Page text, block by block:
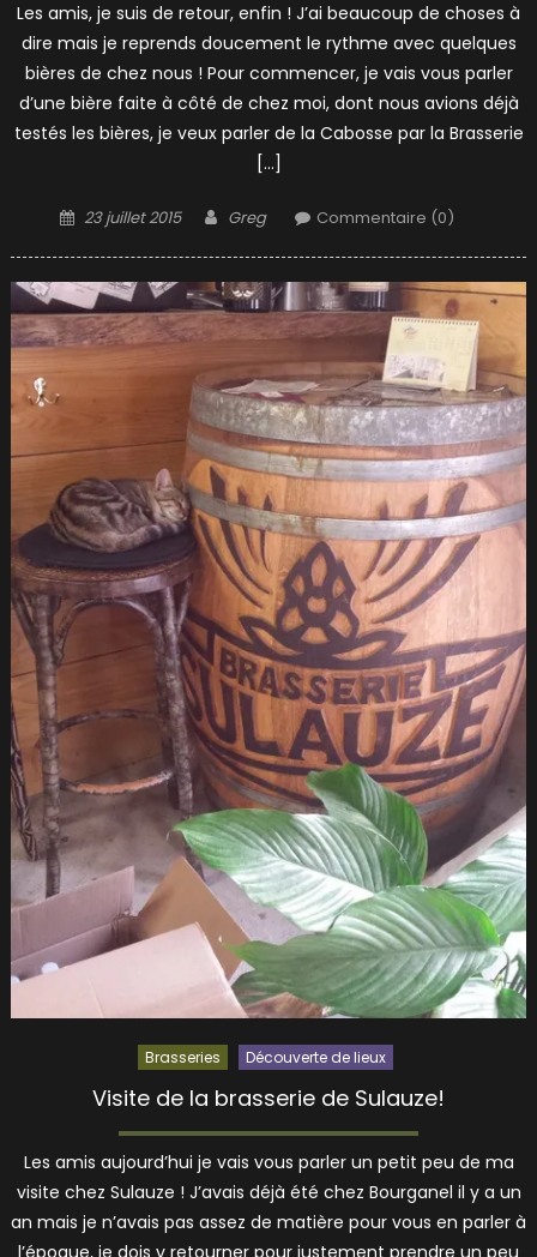
Les amis, je suis de retour, enfin ! J’ai beaucoup de choses à
dire mais je reprends doucement le rythme avec quelques
bières de chez nous ! Pour commencer, je vais vous parler
d’une bière faite à côté de chez moi, dont nous avions déjà
testés les bières, je veux parler de la Cabosse par la Brasserie
[…]
Posted
23 juillet 2015 Author
Greg Commentaire (0)
Brasseries Découverte de lieux
Visite de la brasserie de Sulauze!
Les amis aujourd’hui je vais vous parler un petit peu de ma
visite chez Sulauze ! J’avais déjà été chez Bourganel il y a un
an mais je n’avais pas assez de matière pour vous en parler à
l’époque, je dois y retourner pour justement prendre un peu